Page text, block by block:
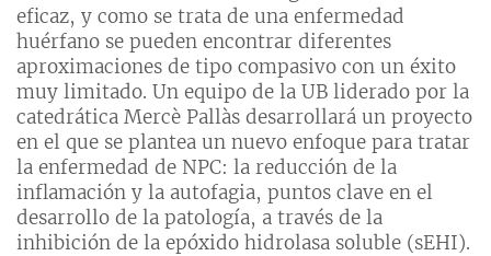
eficaz, y como se trata de una enfermedad
huérfano se pueden encontrar diferentes
aproximaciones de tipo compasivo con un éxito
muy limitado. Un equipo de la UB liderado por la
catedrática Mercè Pallàs desarrollará un proyecto
en el que se plantea un nuevo enfoque para tratar
la enfermedad de NPC: la reducción de la
inflamación y la autofagia, puntos clave en el
desarrollo de la patología, a través de la
inhibición de la epóxido hidrolasa soluble (sEHI).